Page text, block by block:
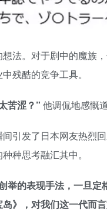
法。对于剧中的魔族
残酷的竞争工具。
苦涩？” 他调侃地感慨道
引发了日本网友热烈
种思考融汇其中。
举的表现手法，一旦
》，对我们这一代而